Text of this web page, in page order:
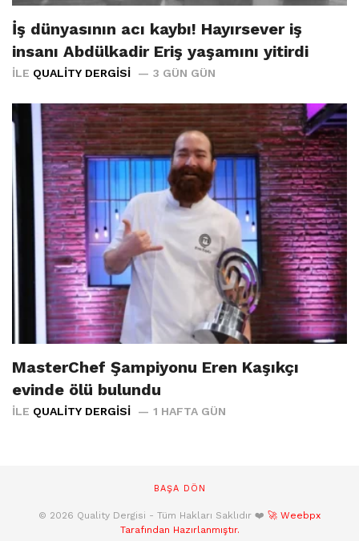
İş dünyasının acı kaybı! Hayırsever iş
insanı Abdülkadir Eriş yaşamını yitirdi
İLE QUALITY DERGISI 3 GÜN GÜN
MasterChef Şampiyonu Eren Kaşıkçı
evinde ölü bulundu
İLE QUALITY DERGISI 1 HAFTA GÜN
BAŞA DÖN
© 2026 Quality Dergisi - Tüm Hakları Saklıdır ❤️ 🚀 Weebpx
Tarafından Hazırlanmıştır.